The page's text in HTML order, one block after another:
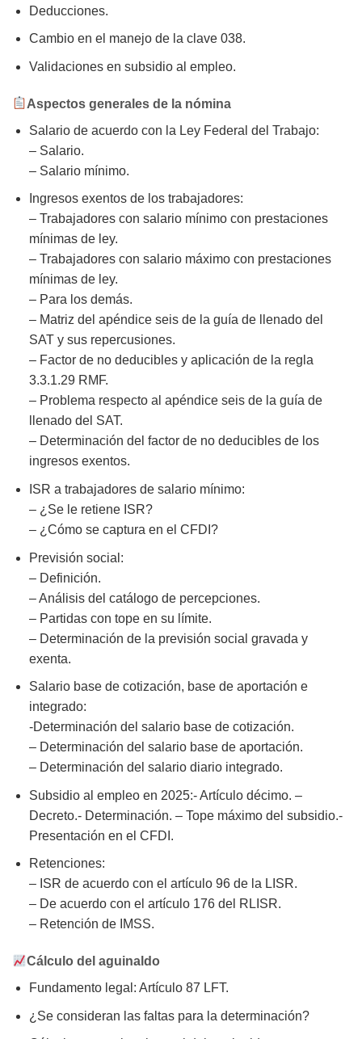
Deducciones.
Cambio en el manejo de la clave 038.
Validaciones en subsidio al empleo.
Aspectos generales de la nómina
Salario de acuerdo con la Ley Federal del Trabajo:
– Salario.
– Salario mínimo.
Ingresos exentos de los trabajadores:
– Trabajadores con salario mínimo con prestaciones
mínimas de ley.
– Trabajadores con salario máximo con prestaciones
mínimas de ley.
– Para los demás.
– Matriz del apéndice seis de la guía de llenado del
SAT y sus repercusiones.
– Factor de no deducibles y aplicación de la regla
3.3.1.29 RMF.
– Problema respecto al apéndice seis de la guía de
llenado del SAT.
– Determinación del factor de no deducibles de los
ingresos exentos.
ISR a trabajadores de salario mínimo:
– ¿Se le retiene ISR?
– ¿Cómo se captura en el CFDI?
Previsión social:
– Definición.
– Análisis del catálogo de percepciones.
– Partidas con tope en su límite.
– Determinación de la previsión social gravada y
exenta.
Salario base de cotización, base de aportación e
integrado:
-Determinación del salario base de cotización.
– Determinación del salario base de aportación.
– Determinación del salario diario integrado.
Subsidio al empleo en 2025:- Artículo décimo. –
Decreto.- Determinación. – Tope máximo del subsidio.-
Presentación en el CFDI.
Retenciones:
– ISR de acuerdo con el artículo 96 de la LISR.
– De acuerdo con el artículo 176 del RLISR.
– Retención de IMSS.
Cálculo del aguinaldo
Fundamento legal: Artículo 87 LFT.
¿Se consideran las faltas para la determinación?